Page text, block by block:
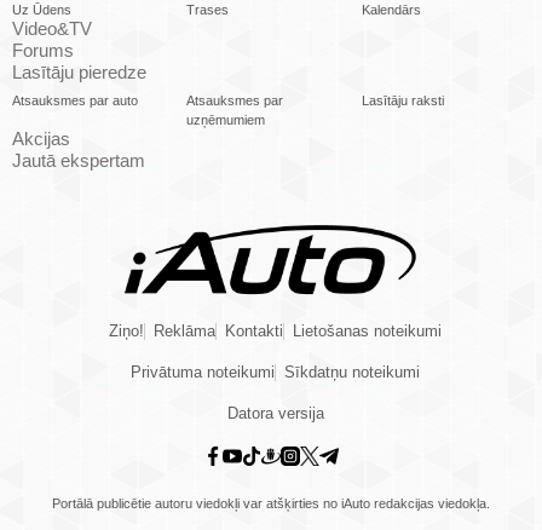
Uz Ūdens
Trases Kalendārs
Video&TV
Forums
Lasītāju pieredze
Atsauksmes par auto
Atsauksmes par
uzņēmumiem
Lasītāju raksti
Akcijas
Jautā ekspertam
Ziņo! Reklāma Kontakti Lietošanas noteikumi
Privātuma noteikumi Sīkdatņu noteikumi
Datora versija
Portālā publicētie autoru viedokļi var atšķirties no iAuto redakcijas viedokļa.